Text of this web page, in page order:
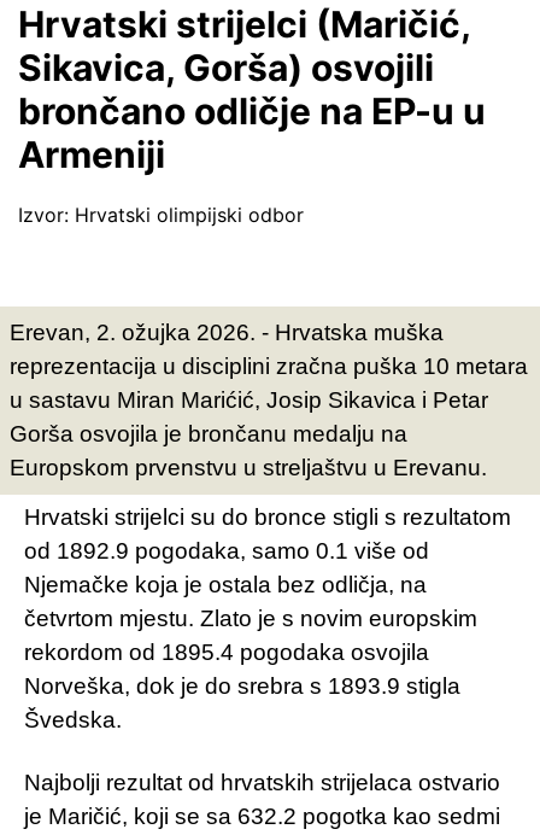
Hrvatski strijelci (Maričić,
Sikavica, Gorša) osvojili
brončano odličje na EP-u u
Armeniji
Izvor: Hrvatski olimpijski odbor
Erevan, 2. ožujka 2026. - Hrvatska muška
reprezentacija u disciplini zračna puška 10 metara
u sastavu Miran Marićić, Josip Sikavica i Petar
Gorša osvojila je brončanu medalju na
Europskom prvenstvu u streljaštvu u Erevanu.
Hrvatski strijelci su do bronce stigli s rezultatom
od 1892.9 pogodaka, samo 0.1 više od
Njemačke koja je ostala bez odličja, na
četvrtom mjestu. Zlato je s novim europskim
rekordom od 1895.4 pogodaka osvojila
Norveška, dok je do srebra s 1893.9 stigla
Švedska.
Najbolji rezultat od hrvatskih strijelaca ostvario
je Maričić, koji se sa 632.2 pogotka kao sedmi